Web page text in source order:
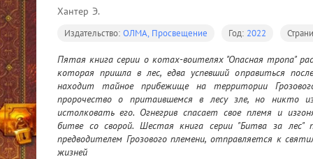
Хантер Э.
Издательство: ОЛМА, Просвещение Год: 2022
Пятая книга серии о котах-воителях "Опасная тропа"
которая пришла в лес, едва успевший оправиться
находит тайное прибежище на территории
пророчество о притаившемся в лесу зле, но никто
истолковать его. Огнегрив спасает свое племя и
битве со сворой. Шестая книга серии "Битва за лес"
предводителем Грозового племени, отправляется к
жизней